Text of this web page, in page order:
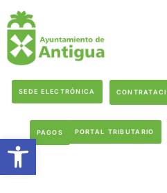
SEDE ELECTRÓNICA
PAGOS PORTAL TRIBUTARIO
Abrir barra de herramientas